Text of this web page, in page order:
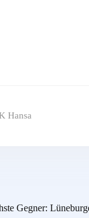
Hansa
Gegner: